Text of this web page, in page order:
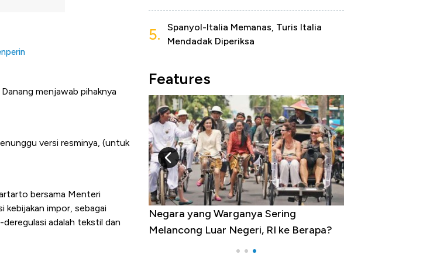
menjawab pihaknya
versi resminya, (untuk
bersama Menteri
kebijakan impor, sebagai
adalah tekstil dan
5.
Spanyol-Italia Memanas, Turis Italia
Mendadak Diperiksa
Features
Terpanjang di Dunia,
Kilometer
Negara yang Warganya Sering
Melancong Luar Negeri, RI ke Berapa?